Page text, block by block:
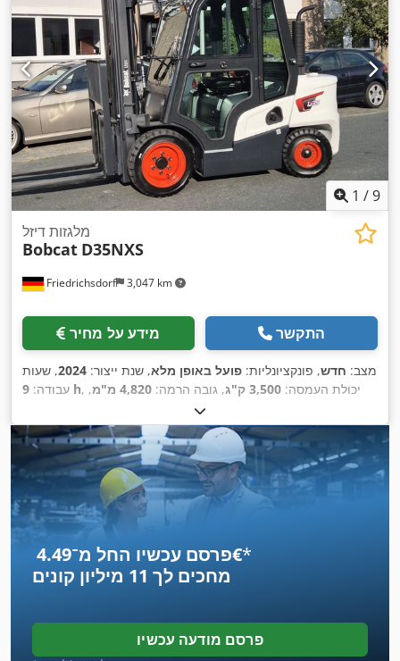
1 /9
Friedrichsdorf 3,047 km
מלגזות דיזל
Bobcat D35NXS
מידע על מחיר התקשר
מצב: חדש, פונקציונליות: פועל באופן מלא, שנת ייצור: 2024, שעות
עבודה: 9 h , יכולת העמסה: 3,500 ק"ג , גובה הרמה: 4,820 מ"מ
,
, סוג דלק:
גובה בנייה:2,350 מ"מ , כוח:45 קילוואט (61.18 כ"ס)
, רוחב
מסגרת המזלג:1,190 מ"מ , אורך המזלג: 1,200 מ"מ
, משקל עצמי:
4,850 ק"ג
, אורך כולל:2,750 מ"מ , סוג הנעה: Diesel , רוחב בנייה:
,
פרסם עכשיו החל מ־‏4.49 ‏€*
מחכים לך 11 מיליון קונים
פרסם מודעה עכשיו